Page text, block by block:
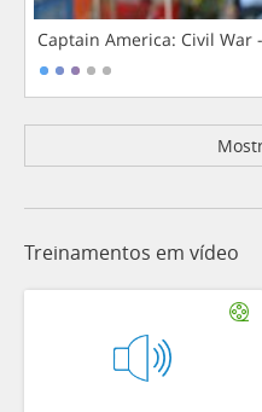
Captain America: Civil War
Treinamentos em vídeo